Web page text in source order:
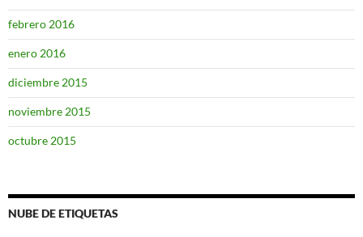
febrero 2016
enero 2016
diciembre 2015
noviembre 2015
octubre 2015
NUBE DE ETIQUETAS